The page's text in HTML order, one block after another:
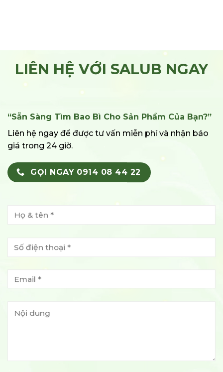
LIÊN HỆ VỚI SALUB NGAY
“Sẵn Sàng Tìm Bao Bì Cho Sản Phẩm Của Bạn?”
Liên hệ ngay để được tư vấn miễn phí và nhận báo
giá trong 24 giờ.
GỌI NGAY 0914 08 44 22